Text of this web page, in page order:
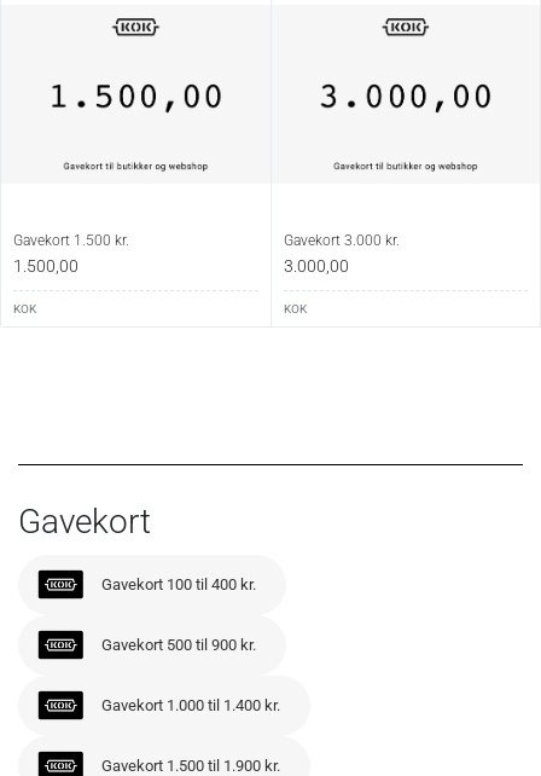
Gavekort 1.500 kr.
1.500,00
KOK
Gavekort 3.000 kr.
3.000,00
KOK
Gavekort
Gavekort 100 til 400 kr.
Gavekort 500 til 900 kr.
Gavekort 1.000 til 1.400 kr.
Gavekort 1.500 til 1.900 kr.